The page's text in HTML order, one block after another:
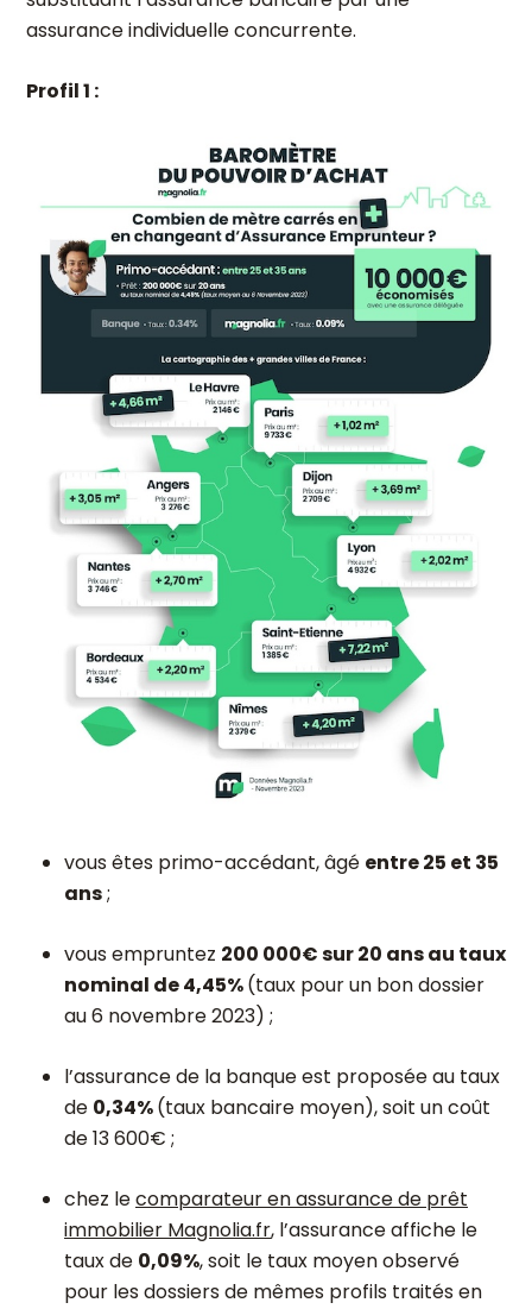
assurance individuelle concurrente.
Profil 1 :
vous êtes primo-accédant, âgé entre 25 et 35
ans;
vous empruntez 200 000€ sur 20 ans au taux
nominal de 4,45%(taux pour un bon dossier
au 6 novembre 2023) ;
l’assurance de la banque est proposée au taux
de 0,34%(taux bancaire moyen), soit un coût
de 13 600€ ;
chez lecomparateur en assurance de prêt
immobilier Magnolia.fr, l’assurance affiche le
taux de 0,09%, soit le taux moyen observé
pour les dossiers de mêmes profils traités en